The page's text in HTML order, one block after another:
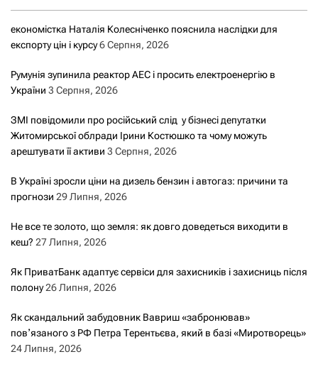
економістка Наталія Колесніченко пояснила наслідки для
експорту цін і курсу6 Серпня, 2026
Румунія зупинила реактор АЕС і просить електроенергію в
України 3 Серпня, 2026
ЗМІ повідомили про російський слід у бізнесі депутатки
Житомирської облради Ірини Костюшко та чому можуть
арештувати її активи 3 Серпня, 2026
В Україні зросли ціни на дизель бензин і автогаз: причини та
прогнози 29 Липня, 2026
Не все те золото, що земля: як довго доведеться виходити в
кеш? 27 Липня, 2026
Як ПриватБанк адаптує сервіси для захисників і захисниць після
полону26 Липня, 2026
Як скандальний забудовник Вавриш «забронював»
повʼязаного з РФ Петра Терентьєва, який в базі «Миротворець»
24 Липня, 2026